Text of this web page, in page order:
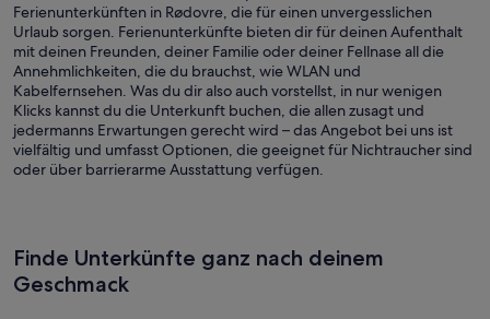
Ferienunterkünften in Rødovre, die für einen unvergesslichen
Urlaub sorgen. Ferienunterkünfte bieten dir für deinen Aufenthalt
mit deinen Freunden, deiner Familie oder deiner Fellnase all die
Annehmlichkeiten, die du brauchst, wie WLAN und
Kabelfernsehen. Was du dir also auch vorstellst, in nur wenigen
Klicks kannst du die Unterkunft buchen, die allen zusagt und
jedermanns Erwartungen gerecht wird – das Angebot bei uns ist
vielfältig und umfasst Optionen, die geeignet für Nichtraucher sind
oder über barrierarme Ausstattung verfügen.
Finde Unterkünfte ganz nach deinem
Geschmack